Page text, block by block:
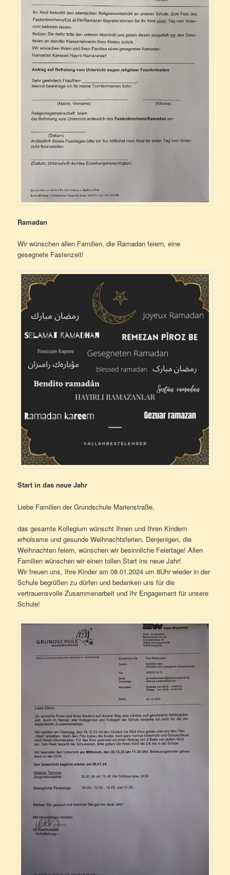
Ramadan
Wir wünschen allen Familien, die Ramadan feiern, eine
gesegnete Fastenzeit!
Start in das neue Jahr
Liebe Familien der Grundschule Marienstraße,
das gesamte Kollegium wünscht Ihnen und Ihren Kindern
erholsame und gesunde Weihnachtsferien. Denjenigen, die
Weihnachten feiern, wünschen wir besinnliche Feiertage! Allen
Familien wünschen wir einen tollen Start ins neue Jahr!
Wir freuen uns, Ihre Kinder am 08.01.2024 um 8Uhr wieder in der
Schule begrüßen zu dürfen und bedanken uns für die
vertrauensvolle Zusammenarbeit und Ihr Engagement für unsere
Schule!